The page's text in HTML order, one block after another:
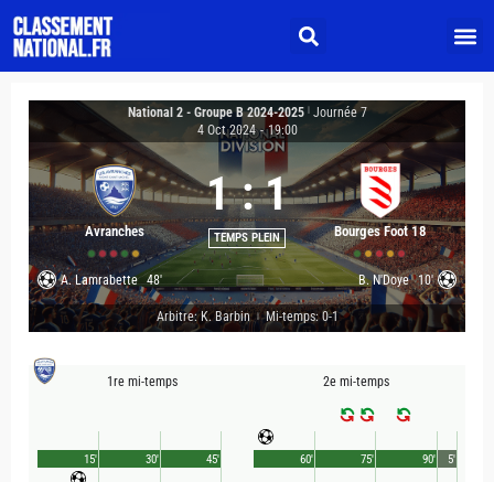
National 2 - Groupe B 2024-2025
Journée 7
4 Oct 2024 - 19:00
Avranches
1 : 1
TEMPS PLEIN Bourges Foot 18
A. Lamrabette 48' B. N'Doye 10'
Arbitre: K. Barbin | Mi-temps: 0-1
1re mi-temps
45'
15' 30'
2e mi-temps
90'
60' 75' 5'